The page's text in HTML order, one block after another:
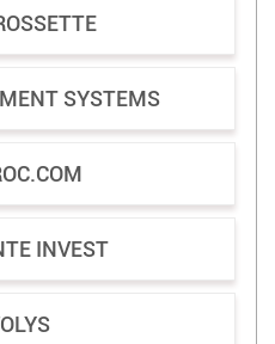
SYSTEMS
INVEST